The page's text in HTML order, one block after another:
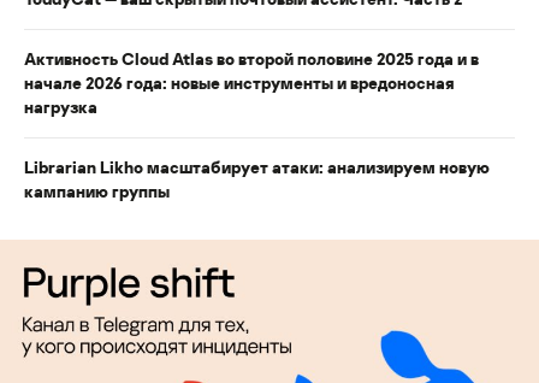
Активность Cloud Atlas во второй половине 2025 года и в
начале 2026 года: новые инструменты и вредоносная
нагрузка
Librarian Likho масштабирует атаки: анализируем новую
кампанию группы